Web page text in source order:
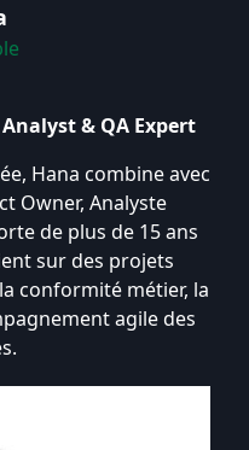
& QA Expert
Hana combine avec
Owner, Analyste
de plus de 15 ans
sur des projets
conformité métier, la
agile des